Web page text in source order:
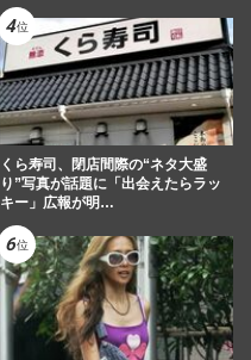
くら寿司、閉店間際の“ネタ大盛
り”写真が話題に「出会えたらラッ
キー」広報が明…